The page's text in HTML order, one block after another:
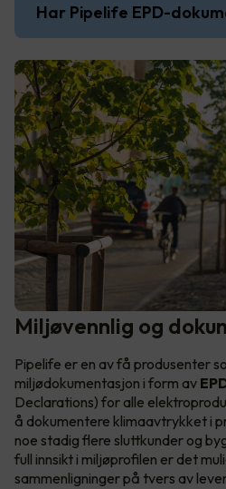
Har Pipelife EPD-
Miljøvennlig og
Pipelife er en av få produsenter
miljødokumentasjon i form av
Declarations) for alle
å dokumentere klimaavtrykket i
noe stadig flere sluttkunder og
full innsikt i miljøprofilen er det
sammenligninger på tvers av